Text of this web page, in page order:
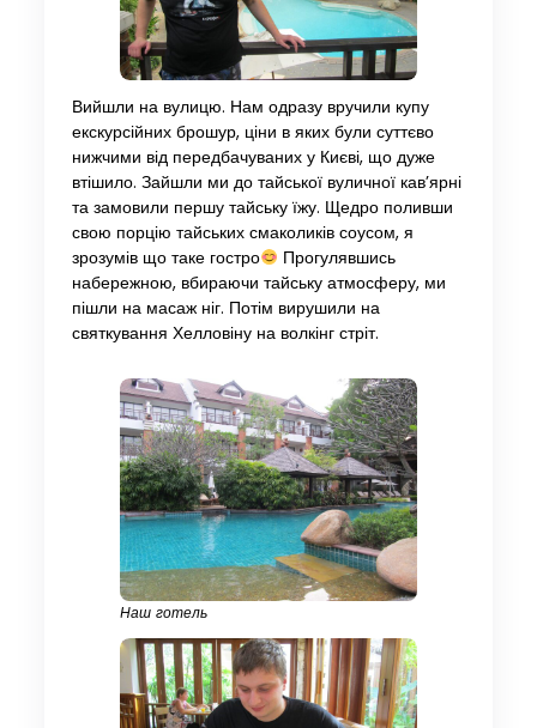
Вийшли на вулицю. Нам одразу вручили купу
екскурсійних брошур, ціни в яких були суттєво
нижчими від передбачуваних у Києві, що дуже
втішило. Зайшли ми до тайської вуличної кав’ярні
та замовили першу тайську їжу. Щедро поливши
свою порцію тайських смаколиків соусом, я
зрозумів що таке гостро
Прогулявшись
набережною, вбираючи тайську атмосферу, ми
пішли на масаж ніг. Потім вирушили на
святкування Хелловіну на волкінг стріт.
Наш готель